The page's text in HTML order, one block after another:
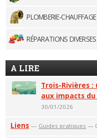
PLOMBERIE-CHAUFFAGE
RÉPARATIONS DIVERSES
A LIRE
Trois-Rivières
aux impacts
30/01/2026
Liens — Guides pratiques —